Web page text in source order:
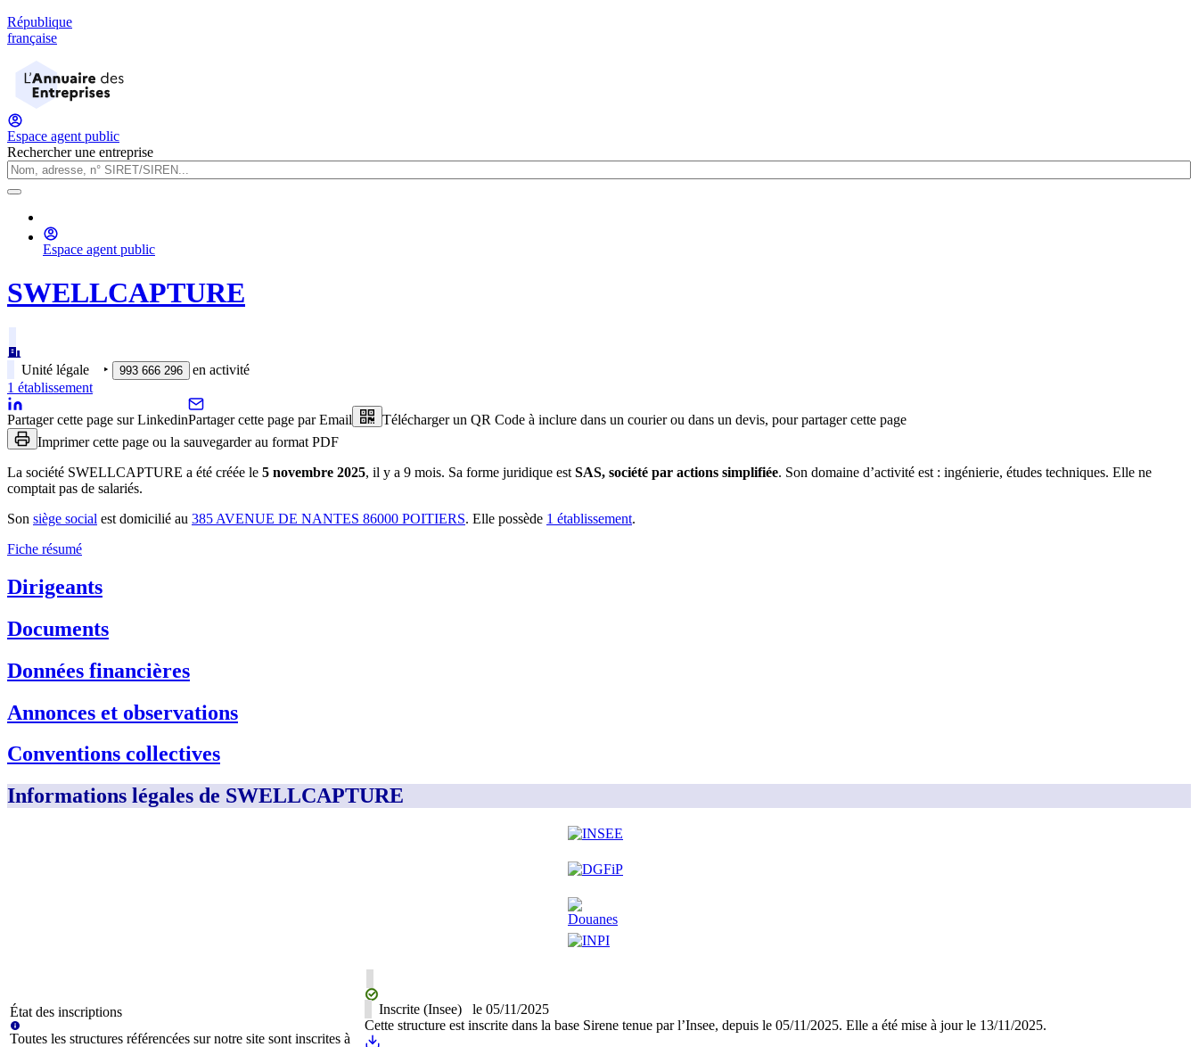
République
française
Espace agent public
Rechercher une entreprise
Espace agent public
SWELLCAPTURE
Unité légale ‣ 993 666 296
en activité
1 établissement
Partager cette page sur LinkedinPartager cette page par Email
Télécharger un QR Code à inclure dans un courier ou dans un devis, pour partager cette page
Imprimer cette page ou la sauvegarder au format PDF
La société SWELLCAPTURE a été créée le 5 novembre 2025, il y a 9 mois. Sa forme juridique est SAS, société par actions simplifiée. Son domaine d’activité est : ingénierie, études techniques. Elle ne
comptait pas de salariés.
Son siège social est domicilié au 385 AVENUE DE NANTES 86000 POITIERS. Elle possède 1 établissement.
Fiche résumé
Dirigeants
Documents
Données financières
Annonces et observations
Conventions collectives
Informations légales de SWELLCAPTURE
État des inscriptions
Toutes les structures référencées sur notre site sont inscrites à
Inscrite (Insee) le 05/11/2025
Cette structure est inscrite dans la base Sirene tenue par l’Insee, depuis le 05/11/2025. Elle a été mise à jour le 13/11/2025.